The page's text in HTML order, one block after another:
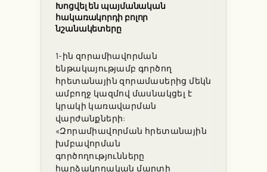
Խոցվել են պայմանական
հակառակորդի բոլոր
նշանակետերը
1-ին զորամիավորման
ենթակայությամբ գործող
հրետանային զորամասերից մեկն
ամբողջ կազմով մասնակցել է
կրակի կառավարման
վարժանքների:
«Զորամիավորման հրետանային
խմբավորման
գործողությունները
հարձակողական մարտի